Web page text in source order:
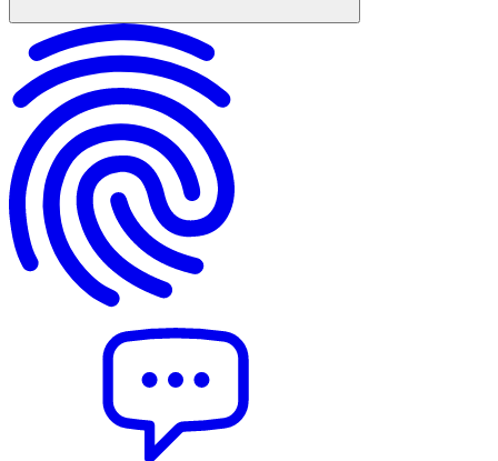
Kat Mülkiyeti Kanunu ve Yasal Çerçeve
Meskenin İşyerine Dönüşümü İçin Gerekli Koşullar
Oybirliği Şartı Nedir? Kat Maliklerinden Onay Alma
Meskenlerde Hangi İşler Kesinlikle Yasaktır?
Eğlence ve Gıda İşletmeleri Açılması (Sinema, Tiyatro, Lokanta vb.)
Hastane, Dispanser, Klinik ve Benzerlerinin Yasaklanması
Avukatlık, Mali Müşavirlik, Mühendislik, Doktor Muayenehanesi
Kat Maliklerinin Oybirliği Olmadan Olanaklı Faaliyetler
Yargıtay Kararları ve Hukuki Yorumlar
Dava, İtiraz ve Yaptırımlar
Tapuda İş Yeri Olarak Kayıtlı Yerlerin Mesken Olarak Kullanılması
En Sık Sorulan Sorular ve Pratik Örnekler
Yasal Değişiklikler ve Son Uygulama
Yargıtay’dan Örnek Davalar
Avukat, Mali Müşavir ve Benzeri İstisnalar İçin Son İçtihatlar
Sonuç: Uyulması Gereken Kurallar, Hak ve Yükümlülükler